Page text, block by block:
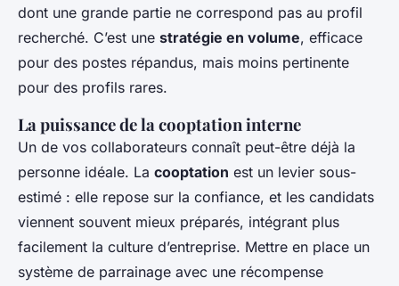
dont une grande partie ne correspond pas au profil
recherché. C’est une stratégie en volume, efficace
pour des postes répandus, mais moins pertinente
pour des profils rares.
La puissance de la cooptation interne
Un de vos collaborateurs connaît peut-être déjà la
personne idéale. La cooptation est un levier sous-
estimé : elle repose sur la confiance, et les candidats
viennent souvent mieux préparés, intégrant plus
facilement la culture d’entreprise. Mettre en place un
système de parrainage avec une récompense